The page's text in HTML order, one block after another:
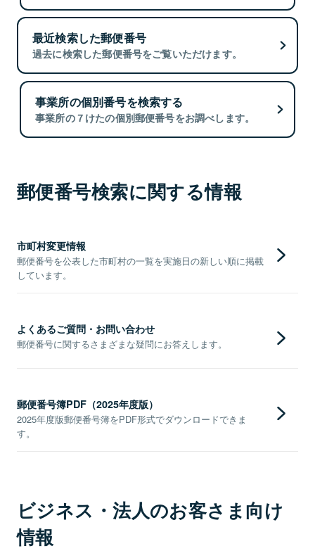
最近検索した郵便番号
過去に検索した郵便番号をご覧いただけます。
事業所の個別番号を検索する
事業所の７けたの個別郵便番号をお調べします。
郵便番号検索に関する情報
市町村変更情報
郵便番号を公表した市町村の一覧を実施日の新しい順に掲載
しています。
よくあるご質問・お問い合わせ
郵便番号に関するさまざまな疑問にお答えします。
郵便番号簿PDF（2025年度版）
2025年度版郵便番号簿をPDF形式でダウンロードできま
す。
ビジネス・法人のお客さま向け
情報